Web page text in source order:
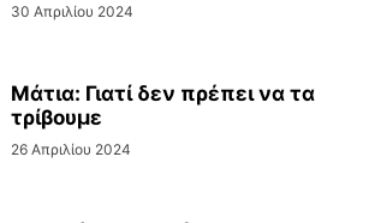
30 Απριλίου 2024
Μάτια: Γιατί δεν πρέπει να τα
τρίβουμε
26 Απριλίου 2024